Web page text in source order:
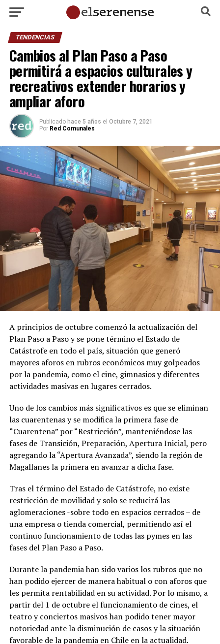
TENDENCIAS
Cambios al Plan Paso a Paso
permitirá a espacios culturales y
recreativos extender horarios y
ampliar aforo
Publicado hace 5 años el Octubre 7, 2021
Por Red Comunales
A principios de octubre comenzó la actualización del
Plan Paso a Paso y se pone término el Estado de
Catástrofe en todo el país, situación que generó
mayores aforos en rubros económicos muy golpeados
por la pandemia, como el cine, gimnasios y diferentes
actividades masivas en lugares cerrados.
Uno de los cambios más significativos es que se eliminan
las cuarentenas y se modifica la primera fase de
“Cuarentena” por “Restricción”, manteniéndose las
fases de Transición, Preparación, Apertura Inicial, pero
agregando la “Apertura Avanzada”, siendo la región de
Magallanes la primera en avanzar a dicha fase.
Tras el término del Estado de Catástrofe, no existe
restricción de movilidad y solo se reducirá las
aglomeraciones -sobre todo en espacios cerrados – de
una empresa o tienda comercial, permitiendo así el
continuo funcionamiento de todas las pymes en las
fases del Plan Paso a Paso.
Durante la pandemia han sido varios los rubros que no
han podido ejercer de manera habitual o con aforos que
les permita rentabilidad en su actividad. Por lo mismo, a
partir del 1 de octubre el funcionamiento de cines, el
teatro y conciertos masivos han podido tener mayor
notoriedad ante la disminución de casos y la situación
favorable de la pandemia en Chile en la actualidad.